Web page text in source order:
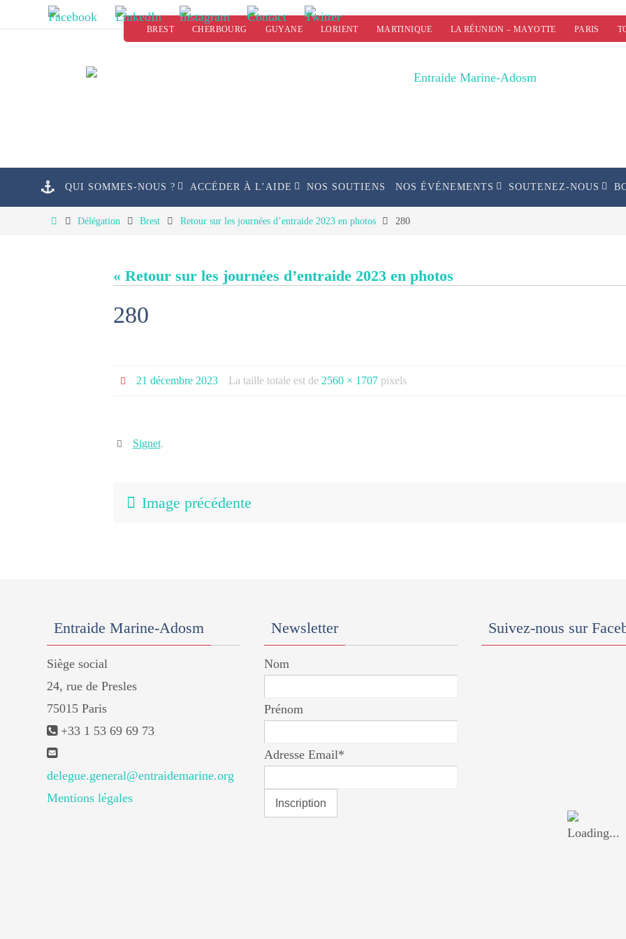
BREST CHERBOURG GUYANE LORIENT MARTINIQUE LA RÉUNION – MAYOTTE PARIS
QUI SOMMES-NOUS ? ACCÉDER À L’AIDE NOS SOUTIENS NOS ÉVÉNEMENTS SOUTENEZ-NOUS
HomeDélégation Brest Retour sur les journées d’entraide 2023 en photos 280
« Retour sur les journées d’entraide 2023 en photos
280
21 décembre 2023 La taille totale est de 2560 × 1707pixels
Signet.
Image précédente
Entraide Marine-Adosm
Siège social
24, rue de Presles
75015 Paris
+33 1 53 69 69 73
delegue.general@entraidemarine.org
Mentions légales
Newsletter
Nom
Prénom
Adresse Email*
Suivez-nous sur